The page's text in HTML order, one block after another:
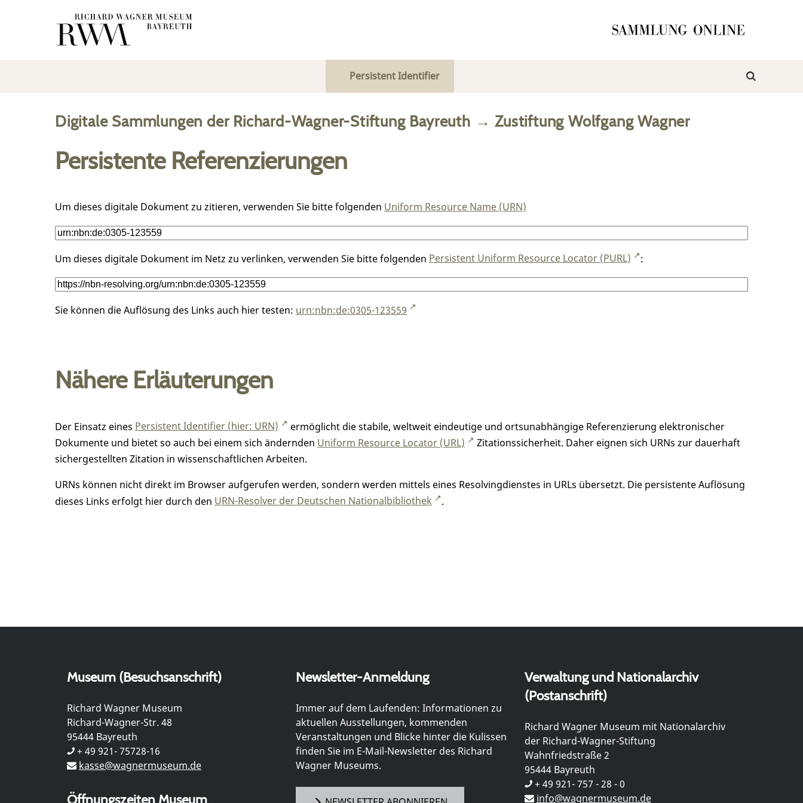
Persistent Identifier
Digitale Sammlungen der Richard-Wagner-Stiftung Bayreuth →Zustiftung Wolfgang Wagner
Persistente Referenzierungen
Um dieses digitale Dokument zu zitieren, verwenden Sie bitte folgenden Uniform Resource Name (URN)
Um dieses digitale Dokument im Netz zu verlinken, verwenden Sie bitte folgenden Persistent Uniform Resource Locator (PURL) :
Sie können die Auflösung des Links auch hier testen: urn:nbn:de:0305-123559
Nähere Erläuterungen
Der Einsatz eines Persistent Identifier (hier: URN)
ermöglicht die stabile, weltweit eindeutige und ortsunabhängige Referenzierung elektronischer
Dokumente und bietet so auch bei einem sich ändernden Uniform Resource Locator (URL)
Zitationssicherheit. Daher eignen sich URNs zur dauerhaft
sichergestellten Zitation in wissenschaftlichen Arbeiten.
URNs können nicht direkt im Browser aufgerufen werden, sondern werden mittels eines Resolvingdienstes in URLs übersetzt. Die persistente Auflösung
dieses Links erfolgt hier durch den URN-Resolver der Deutschen Nationalbibliothek .
Museum (Besuchsanschrift)
Richard Wagner Museum
Richard-Wagner-Str. 48
95444 Bayreuth
+ 49 921- 75728-16
kasse@wagnermuseum.de
Öffnungszeiten Museum
Newsletter-Anmeldung
Immer auf dem Laufenden: Informationen zu
aktuellen Ausstellungen, kommenden
Veranstaltungen und Blicke hinter die Kulissen
finden Sie im E-Mail-Newsletter des Richard
Wagner Museums.
Verwaltung und Nationalarchiv
(Postanschrift)
Richard Wagner Museum mit Nationalarchiv
der Richard-Wagner-Stiftung
Wahnfriedstraße 2
95444 Bayreuth
+ 49 921- 757 - 28 - 0
info@wagnermuseum.de